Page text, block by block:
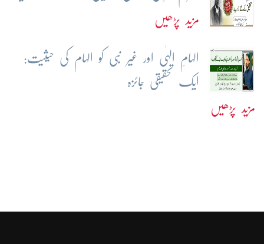
مزید پڑھیں
الہامِ الہٰی اور غیر نبی کو الہام کی حیثیت:
ایک تحقیقی جائزہ
مزید پڑھیں